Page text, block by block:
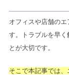
オフィスや店舗の
す。トラブルを早
とが大切です。
そこで本記事では